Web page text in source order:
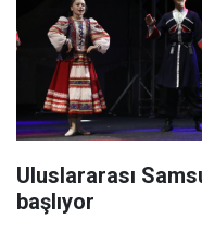
Uluslararası
başlıyor